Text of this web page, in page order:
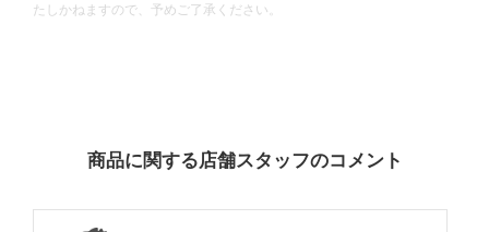
たしかねますので、予めご了承ください。
商品に関する店舗スタッフのコメント